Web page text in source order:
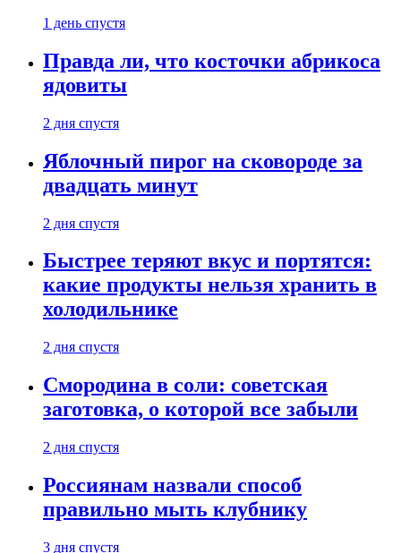
1 день спустя
Правда ли, что косточки абрикоса
ядовиты
2 дня спустя
Яблочный пирог на сковороде за
двадцать минут
2 дня спустя
Быстрее теряют вкус и портятся:
какие продукты нельзя хранить в
холодильнике
2 дня спустя
Смородина в соли: советская
заготовка, о которой все забыли
2 дня спустя
Россиянам назвали способ
правильно мыть клубнику
3 дня спустя